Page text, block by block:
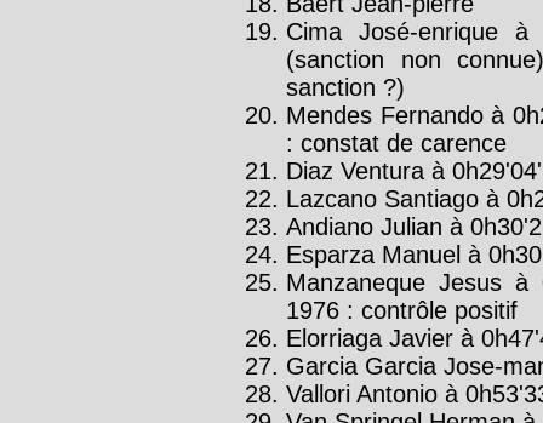
Cima José-enrique
(sanction non
sanction ?)
Mendes Fernando à
: constat de carence
Diaz Ventura à
Lazcano Santiago à
Andiano Julian à
Esparza Manuel à
Manzaneque Jesus
1976 : contrôle positif
Elorriaga Javier à
Garcia Garcia Jose-
Vallori Antonio à